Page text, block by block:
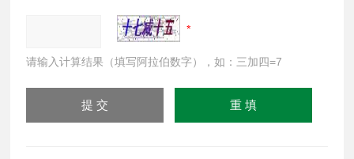
请输入计算结果（填写阿拉伯数字），如：三加四=7